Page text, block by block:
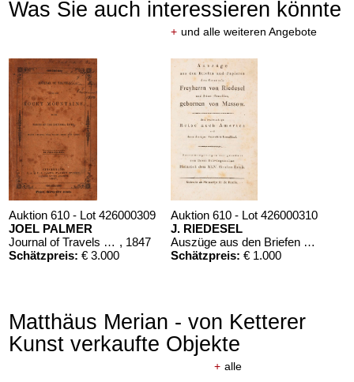
Was Sie auch interessieren könnte
+ und alle weiteren Angebote
Auktion 610 - Lot 426000309
JOEL PALMER
Journal of Travels over the Rocky Mountains , 1847
Schätzpreis: € 3.000
Auktion 610 - Lot 426000310
J. RIEDESEL
Auszüge aus den Briefen von Riedesel ... Reise nach America
Schätzpreis: € 1.000
Matthäus Merian - von Ketterer
Kunst verkaufte Objekte
+ alle